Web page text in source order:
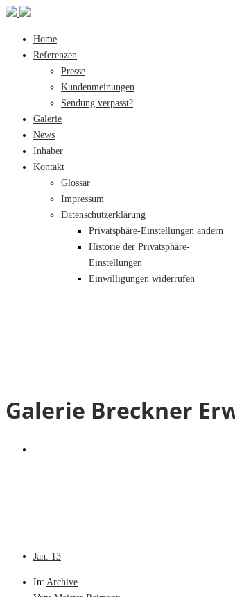
Home
Referenzen
Presse
Kundenmeinungen
Sendung verpasst?
Galerie
News
Inhaber
Kontakt
Glossar
Impressum
Datenschutzerklärung
Privatsphäre-Einstellungen ändern
Historie der Privatsphäre-
Einstellungen
Einwilligungen widerrufen
Galerie Breckner
Jan. 13
In: Archive